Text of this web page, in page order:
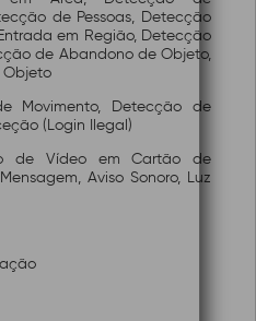
de Pessoas, Detecção
em Região, Detecção
de Abandono de Objeto,
Movimento, Detecção de
(Login Ilegal)
de Vídeo em Cartão de
Aviso Sonoro, Luz